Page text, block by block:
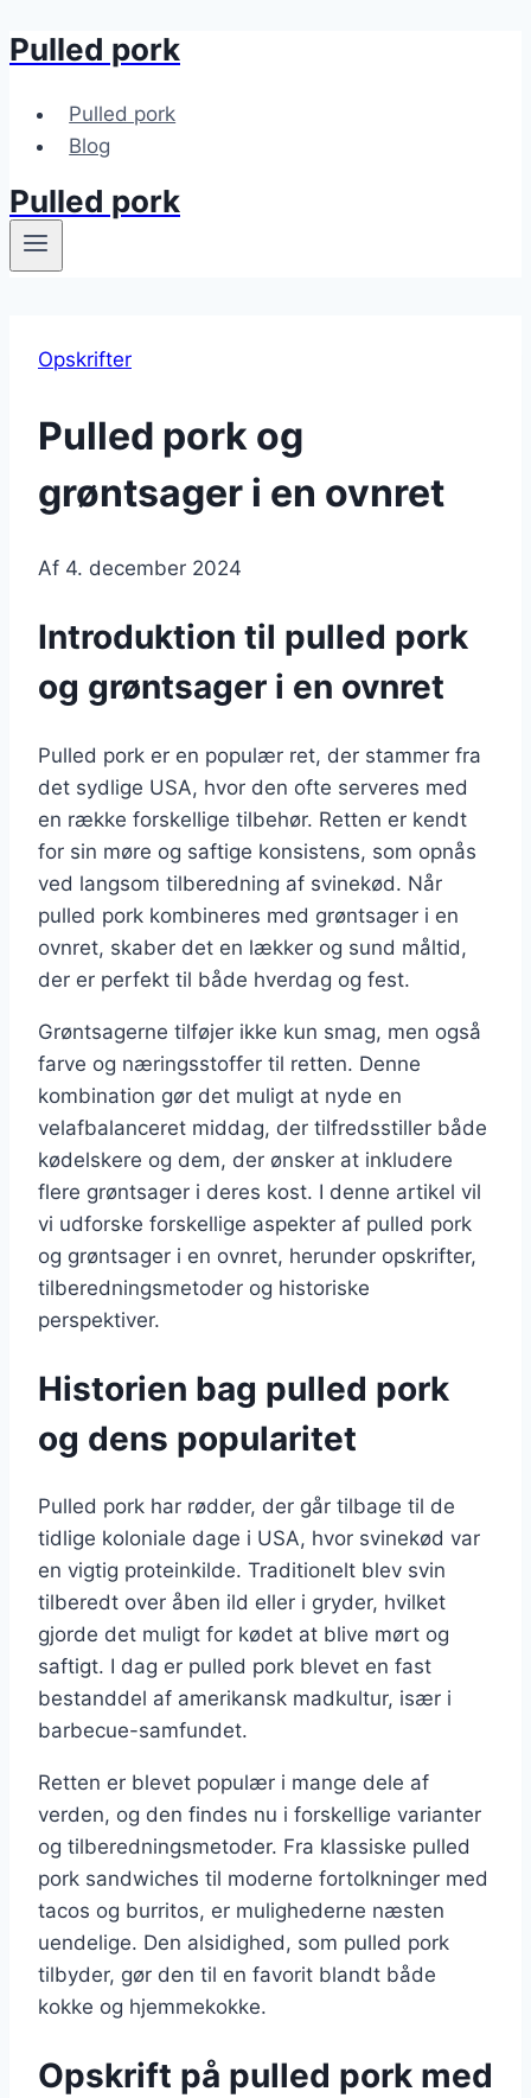
Fortsæt
indhold
Pulled pork
Pulled pork
Blog
Pulled pork
Opskrifter
Pulled pork og
grøntsager i en ovnret
Af 4. december 2024
Introduktion til pulled pork
og grøntsager i en ovnret
Pulled pork er en populær ret, der stammer fra
det sydlige USA, hvor den ofte serveres med
en række forskellige tilbehør. Retten er kendt
for sin møre og saftige konsistens, som opnås
ved langsom tilberedning af svinekød. Når
pulled pork kombineres med grøntsager i en
ovnret, skaber det en lækker og sund måltid,
der er perfekt til både hverdag og fest.
Grøntsagerne tilføjer ikke kun smag, men også
farve og næringsstoffer til retten. Denne
kombination gør det muligt at nyde en
velafbalanceret middag, der tilfredsstiller både
kødelskere og dem, der ønsker at inkludere
flere grøntsager i deres kost. I denne artikel vil
vi udforske forskellige aspekter af pulled pork
og grøntsager i en ovnret, herunder opskrifter,
tilberedningsmetoder og historiske
perspektiver.
Historien bag pulled pork
og dens popularitet
Pulled pork har rødder, der går tilbage til de
tidlige koloniale dage i USA, hvor svinekød var
en vigtig proteinkilde. Traditionelt blev svin
tilberedt over åben ild eller i gryder, hvilket
gjorde det muligt for kødet at blive mørt og
saftigt. I dag er pulled pork blevet en fast
bestanddel af amerikansk madkultur, især i
barbecue-samfundet.
Retten er blevet populær i mange dele af
verden, og den findes nu i forskellige varianter
og tilberedningsmetoder. Fra klassiske pulled
pork sandwiches til moderne fortolkninger med
tacos og burritos, er mulighederne næsten
uendelige. Den alsidighed, som pulled pork
tilbyder, gør den til en favorit blandt både
kokke og hjemmekokke.
Opskrift på pulled pork med